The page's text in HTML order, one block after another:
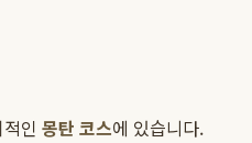
인 몽탄 코스에 있습니다.